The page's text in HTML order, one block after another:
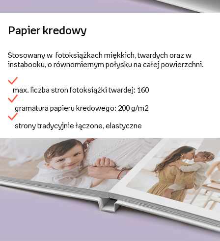
Papier kredowy
Stosowany w fotoksiążkach miękkich, twardych oraz w
instabooku, o równomiernym połysku na całej powierzchni.
max. liczba stron fotoksiążki twardej: 160
gramatura papieru kredowego: 200 g/m2
strony tradycyjnie łączone, elastyczne